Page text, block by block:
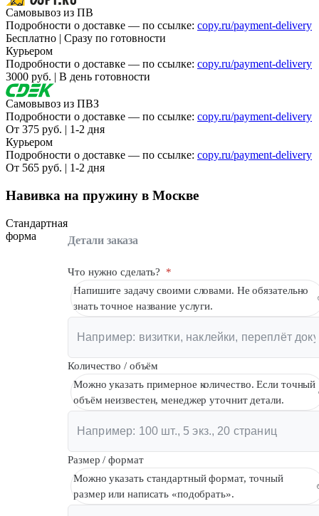
Вакансии
О компании
Написать директору
Арендодателям
Портфолио
Франшиза
Самовывоз из ПВ
Подробности о доставке — по ссылке: copy.ru/payment-delivery
Бесплатно | Сразу по готовности
Курьером
Подробности о доставке — по ссылке: copy.ru/payment-delivery
3000 руб. | В день готовности
Самовывоз из ПВЗ
Подробности о доставке — по ссылке: copy.ru/payment-delivery
От 375 руб. | 1-2 дня
Курьером
Подробности о доставке — по ссылке: copy.ru/payment-delivery
От 565 руб. | 1-2 дня
Навивка на пружину в Москве
Стандартная
форма
Детали заказа
Что нужно сделать?
*
Напишите задачу своими словами. Не обязательно
знать точное название услуги.
Количество / объём
Можно указать примерное количество. Если точный
объём неизвестен, менеджер уточнит детали.
Размер / формат
Можно указать стандартный формат, точный
размер или написать «подобрать».